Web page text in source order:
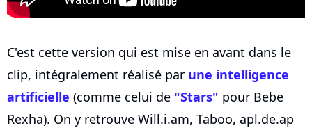
C'est cette version qui est mise en avant dans le
clip, intégralement réalisé par une intelligence
artificielle (comme celui de "Stars" pour Bebe
Rexha). On y retrouve Will.i.am, Taboo, apl.de.ap